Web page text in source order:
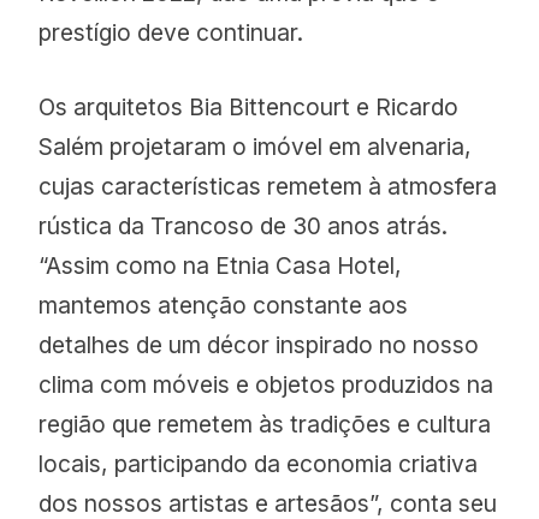
prestígio deve continuar.
Os arquitetos Bia Bittencourt e Ricardo
Salém projetaram o imóvel em alvenaria,
cujas características remetem à atmosfera
rústica da Trancoso de 30 anos atrás.
“Assim como na Etnia Casa Hotel,
mantemos atenção constante aos
detalhes de um décor inspirado no nosso
clima com móveis e objetos produzidos na
região que remetem às tradições e cultura
locais, participando da economia criativa
dos nossos artistas e artesãos”, conta seu